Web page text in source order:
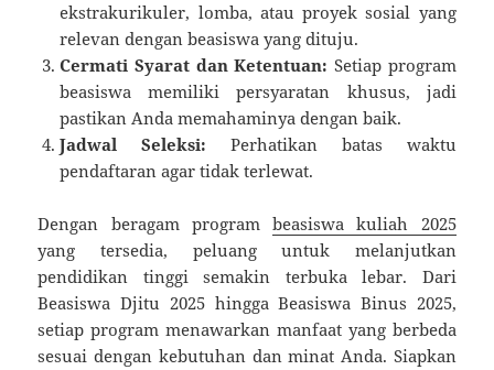
ekstrakurikuler, lomba, atau proyek sosial yang
relevan dengan beasiswa yang dituju.
Cermati Syarat dan Ketentuan: Setiap program
beasiswa memiliki persyaratan khusus, jadi
pastikan Anda memahaminya dengan baik.
Jadwal Seleksi: Perhatikan batas waktu
pendaftaran agar tidak terlewat.
Dengan beragam programbeasiswa kuliah 2025
yang tersedia, peluang untuk melanjutkan
pendidikan tinggi semakin terbuka lebar. Dari
Beasiswa Djitu 2025 hingga Beasiswa Binus 2025,
setiap program menawarkan manfaat yang berbeda
sesuai dengan kebutuhan dan minat Anda. Siapkan